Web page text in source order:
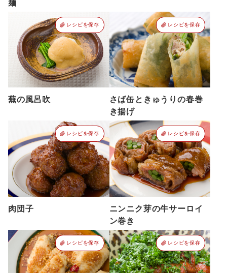
麺
レシピを保存
蕪の風呂吹
レシピを保存
さば缶ときゅうりの春巻
き揚げ
レシピを保存
肉団子
レシピを保存
ニンニク芽の牛サーロイ
ン巻き
レシピを保存 レシピを保存